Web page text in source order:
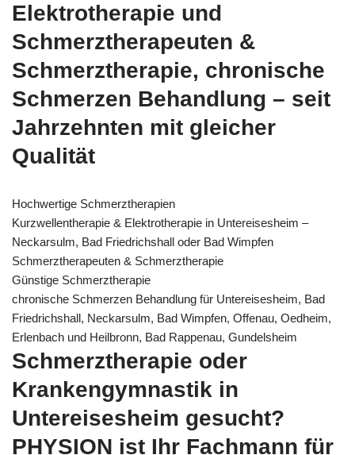
Elektrotherapie und
Schmerztherapeuten &
Schmerztherapie, chronische
Schmerzen Behandlung – seit
Jahrzehnten mit gleicher
Qualität
Hochwertige Schmerztherapien
Kurzwellentherapie & Elektrotherapie in Untereisesheim –
Neckarsulm, Bad Friedrichshall oder Bad Wimpfen
Schmerztherapeuten & Schmerztherapie
Günstige Schmerztherapie
chronische Schmerzen Behandlung für Untereisesheim, Bad
Friedrichshall, Neckarsulm, Bad Wimpfen, Offenau, Oedheim,
Erlenbach und Heilbronn, Bad Rappenau, Gundelsheim
Schmerztherapie oder
Krankengymnastik in
Untereisesheim gesucht?
PHYSION ist Ihr Fachmann für